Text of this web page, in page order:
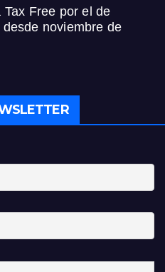
Free por el de
noviembre de